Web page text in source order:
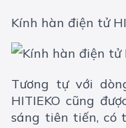
Kính hàn điện tử
Tương tự với
HITIEKO cũng
sáng tiên tiến, có